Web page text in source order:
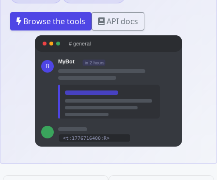
Browse the tools API docs
# general
B
MyBot in 2 hours
<t:1776716400:R>